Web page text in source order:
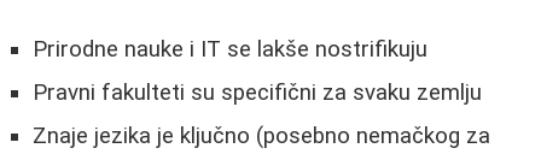
Prirodne nauke i IT se lakše nostrifikuju
Pravni fakulteti su specifični za svaku zemlju
Znaje jezika je ključno (posebno nemačkog za